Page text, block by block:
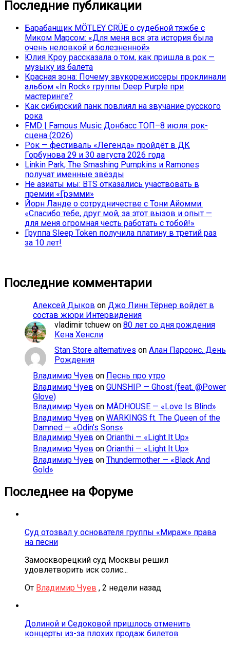
Последние публикации
Барабанщик MÖTLEY CRÜE о судебной тяжбе с
Миком Марсом: «Для меня вся эта история была
очень неловкой и болезненной»
Юлия Кроу рассказала о том, как пришла в рок —
музыку из балета
Красная зона: Почему звукорежиссеры проклинали
альбом «In Rock» группы Deep Purple при
мастеринге?
Как сибирский панк повлиял на звучание русского
рока
FMD | Famous Music Донбасс ТОП–8 июля: рок-
сцена (2026)
Рок — фестиваль «Легенда» пройдёт в ДК
Горбунова 29 и 30 августа 2026 года
Linkin Park, The Smashing Pumpkins и Ramones
получат именные звёзды
Не азиаты мы: BTS отказались участвовать в
премии «Грэмми»
Йорн Ланде о сотрудничестве с Тони Айомми:
«Спасибо тебе, друг мой, за этот вызов и опыт —
для меня огромная честь работать с тобой!»
Группа Sleep Token получила платину в третий раз
за 10 лет!
Последние комментарии
Алексей Дыков on Джо Линн Тёрнер войдёт в
состав жюри Интервидения
vladimir tchuew on 80 лет со дня рождения
Кена Хенсли
Stan Store alternatives on Алан Парсонс. День
Рождения
Владимир Чуев on Песнь про утро
Владимир Чуев on GUNSHIP — Ghost (feat. @Power
Glove)
Владимир Чуев on MÄDHOUSE — «Love Is Blind»
Владимир Чуев on WARKINGS ft. The Queen of the
Damned — «Odin’s Sons»
Владимир Чуев on Orianthi — «Light It Up»
Владимир Чуев on Orianthi — «Light It Up»
Владимир Чуев on Thundermother — «Black And
Gold»
Последнее на Форуме
Суд отозвал у основателя группы «Мираж» права
на песни
Замоскворецкий суд Москвы решил
удовлетворить иск солис...
От Владимир Чуев , 2 недели назад
Долиной и Седоковой пришлось отменить
концерты из-за плохих продаж билетов